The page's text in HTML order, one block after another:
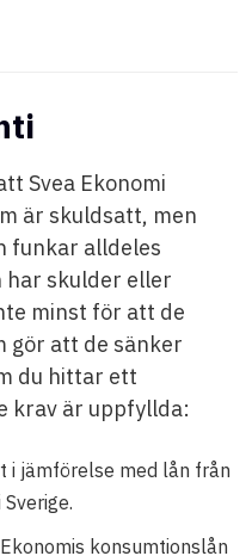
Svea Ekonomi
är skuldsatt, men
funkar alldeles
har skulder eller
minst för att de
gör att de sänker
du hittar ett
krav är uppfyllda:
i jämförelse med lån från
konsumtionslån